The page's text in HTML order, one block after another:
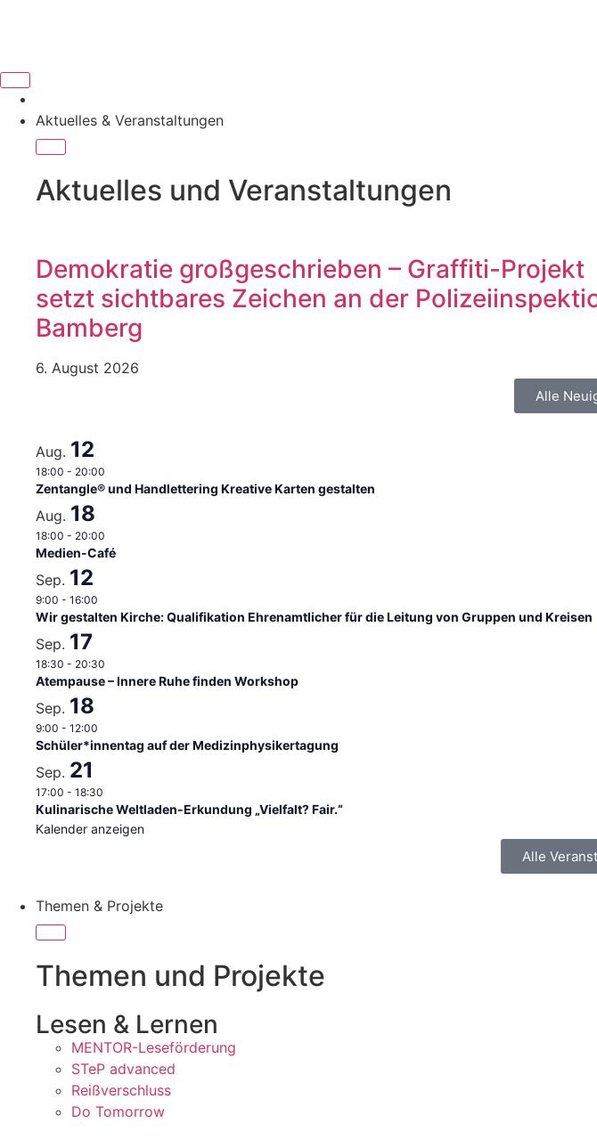
Aktuelles & Veranstaltungen
Aktuelles und Veranstaltungen
Demokratie großgeschrieben – Graffiti-Projekt
setzt sichtbares Zeichen an der
Bamberg
6. August 2026
Alle
Aug. 12
18:00 - 20:00
Zentangle® und Handlettering Kreative Karten gestalten
Aug. 18
18:00 - 20:00
Medien-Café
Sep. 12
9:00 - 16:00
Wir gestalten Kirche: Qualifikation Ehrenamtlicher für die Leitung von Gruppen und Kreisen
Sep. 17
18:30 - 20:30
Atempause – Innere Ruhe finden Workshop
Sep. 18
9:00 - 12:00
Schüler*innentag auf der Medizinphysikertagung
Sep. 21
17:00 - 18:30
Kulinarische Weltladen-Erkundung „Vielfalt? Fair.“
Kalender anzeigen
Alle
Themen & Projekte
Themen und Projekte
Lesen & Lernen
MENTOR-Leseförderung
STeP advanced
Reißverschluss
Do Tomorrow